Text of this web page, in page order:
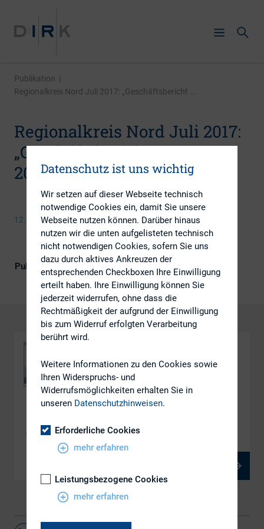
Publikation |
Regionalkreis Nord Juli 2017: „Geschäftsbericht ...
Regionalkreis Nord Juli 2017:
„Geschäftsbericht Report
2017“
12. Juli 2017
Publikationsform DIRK-Publikationen
„Geschäftsbericht Report 2017“
Datenschutz ist uns wichtig
Wir setzen auf dieser Webseite technisch
notwendige Cookies ein, damit Sie unsere
Webseite nutzen können. Darüber hinaus
nutzen wir die unten aufgelisteten technisch
nicht notwendigen Cookies, sofern Sie uns
dazu durch aktives Ankreuzen der
entsprechenden Checkboxen Ihre Einwilligung
erteilt haben. Ihre Einwilligung können Sie
jederzeit widerrufen, ohne dass die
Rechtmäßigkeit der aufgrund der Einwilligung
bis zum Widerruf erfolgten Verarbeitung
berührt wird.
Weitere Informationen zu den Cookies sowie
Ihren Widerspruchs- und
Widerrufsmöglichkeiten erhalten Sie in
unseren Datenschutzhinweisen.
Erforderliche Cookies
mehr erfahren
Leistungsbezogene Cookies
mehr erfahren